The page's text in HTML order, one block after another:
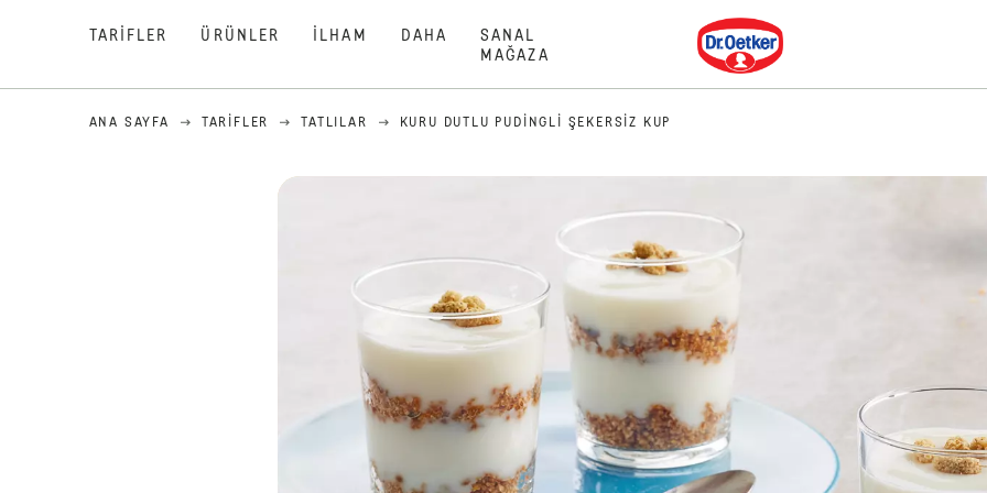
TARIFLER ÜRÜNLER İLHAM DAHA
SANAL
MAĞAZA
Dr. Oetker
ANA SAYFA TARIFLER TATLILAR KURU DUTLU PUDINGLI ŞEKERSIZ KUP